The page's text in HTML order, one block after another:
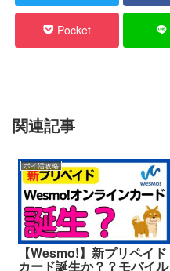
Pocket
関連記事
ポイ活攻略
【Wesmo!】新プリペイド
カード誕生か？？モバイル